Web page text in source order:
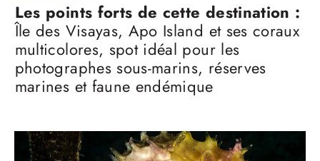
Les points forts de cette destination :
Île des Visayas, Apo Island et ses coraux
multicolores, spot idéal pour les
photographes sous-marins, réserves
marines et faune endémique